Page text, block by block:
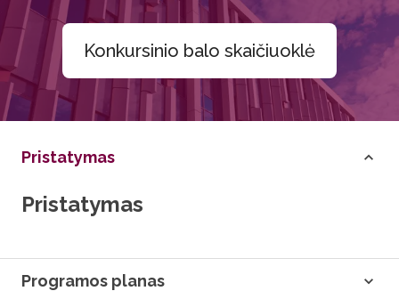
Konkursinio balo skaičiuoklė
Pristatymas
Pristatymas
Programos planas